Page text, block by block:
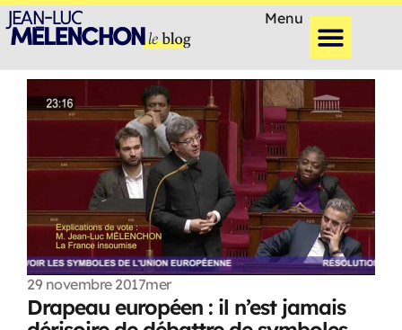
Menu
29 novembre 2017mer
Drapeau européen : il n’est jamais